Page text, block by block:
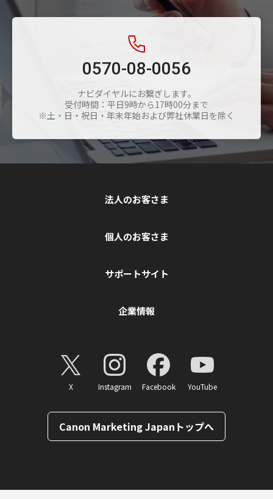
0570-08-0056
ナビダイヤルにお繋ぎします。
受付時間：平日9時から17時00分まで
※土・日・祝日・年末年始および弊社休業日を除く
法人のお客さま
個人のお客さま
サポートサイト
企業情報
X Instagram Facebook YouTube
Canon Marketing Japanトップへ